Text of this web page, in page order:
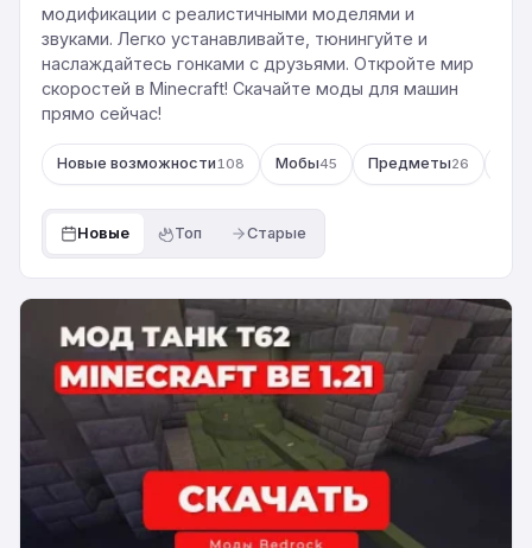
модификации с реалистичными моделями и
звуками. Легко устанавливайте, тюнингуйте и
наслаждайтесь гонками с друзьями. Откройте мир
скоростей в Minecraft! Скачайте моды для машин
прямо сейчас!
Новые возможности108 Мобы45 Предметы26
Новые Топ Старые
Скачать
Танк
Русский